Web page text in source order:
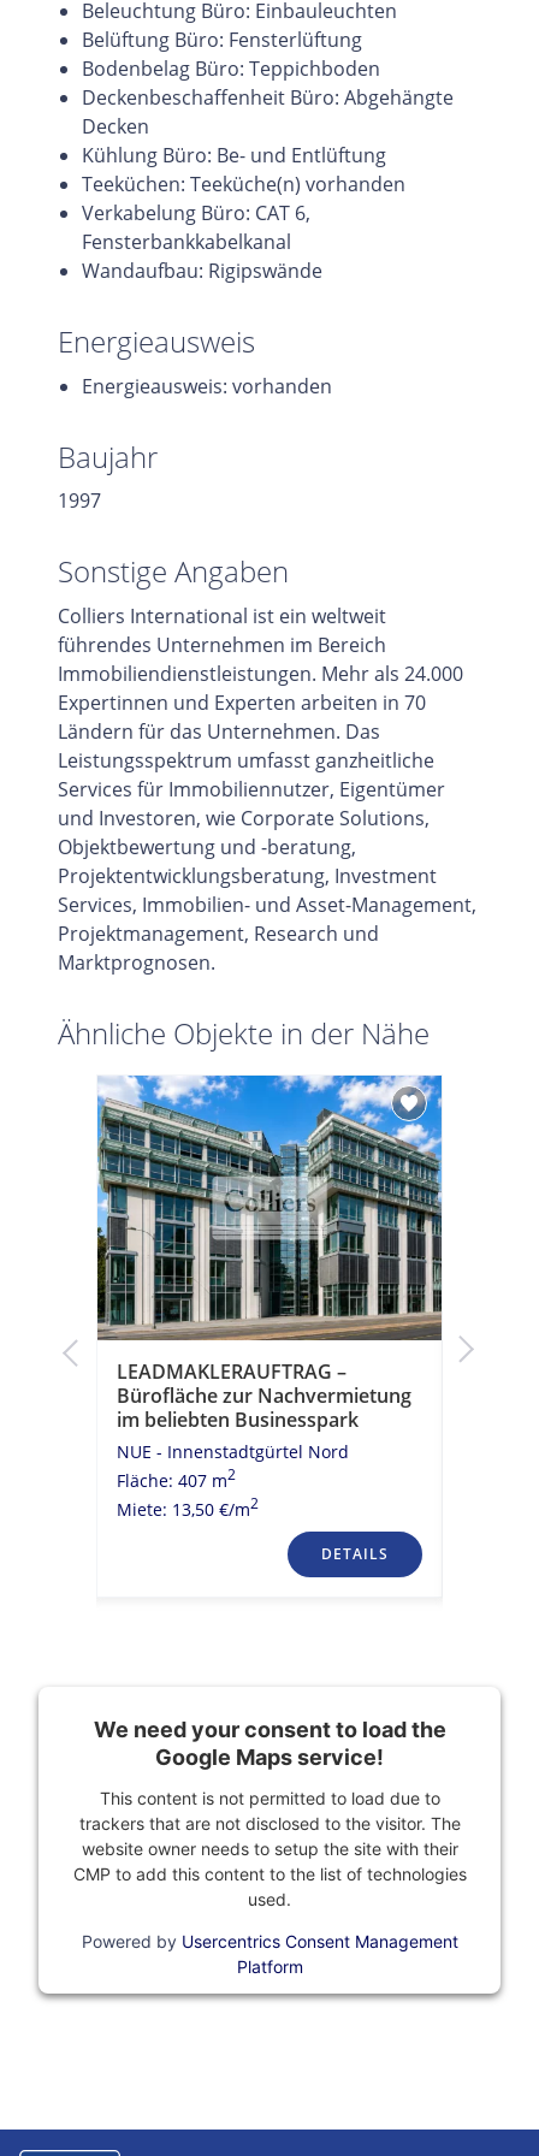
Beleuchtung Büro: Einbauleuchten
Belüftung Büro: Fensterlüftung
Bodenbelag Büro: Teppichboden
Deckenbeschaffenheit Büro: Abgehängte
Decken
Kühlung Büro: Be- und Entlüftung
Teeküchen: Teeküche(n) vorhanden
Verkabelung Büro: CAT 6,
Fensterbankkabelkanal
Wandaufbau: Rigipswände
Energieausweis
Energieausweis: vorhanden
Baujahr
1997
Sonstige Angaben
Colliers International ist ein weltweit
führendes Unternehmen im Bereich
Immobiliendienstleistungen. Mehr als 24.000
Expertinnen und Experten arbeiten in 70
Ländern für das Unternehmen. Das
Leistungsspektrum umfasst ganzheitliche
Services für Immobiliennutzer, Eigentümer
und Investoren, wie Corporate Solutions,
Objektbewertung und -beratung,
Projektentwicklungsberatung, Investment
Services, Immobilien- und Asset-Management,
Projektmanagement, Research und
Marktprognosen.
Ähnliche Objekte in der Nähe
LEADMAKLERAUFTRAG –
Bürofläche zur Nachvermietung
im beliebten Businesspark
NUE - Innenstadtgürtel Nord
Fläche: 407 m2
Miete: 13,50 €/m2
DETAILS
We need your consent to load the
Google Maps service!
This content is not permitted to load due to
trackers that are not disclosed to the visitor. The
website owner needs to setup the site with their
CMP to add this content to the list of technologies
used.
Powered by Usercentrics Consent Management
Platform